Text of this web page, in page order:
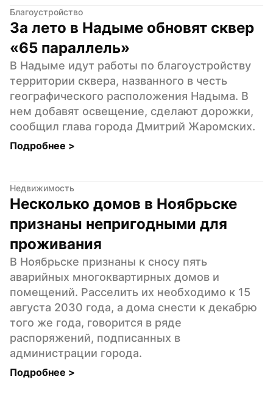
Благоустройство
За лето в Надыме обновят сквер
«65 параллель»
В Надыме идут работы по благоустройству
территории сквера, названного в честь
географического расположения Надыма. В
нем добавят освещение, сделают дорожки,
сообщил глава города Дмитрий Жаромских.
Подробнее >
Недвижимость
Несколько домов в Ноябрьске
признаны непригодными для
проживания
В Ноябрьске признаны к сносу пять
аварийных многоквартирных домов и
помещений. Расселить их необходимо к 15
августа 2030 года, а дома снести к декабрю
того же года, говорится в ряде
распоряжений, подписанных в
администрации города.
Подробнее >